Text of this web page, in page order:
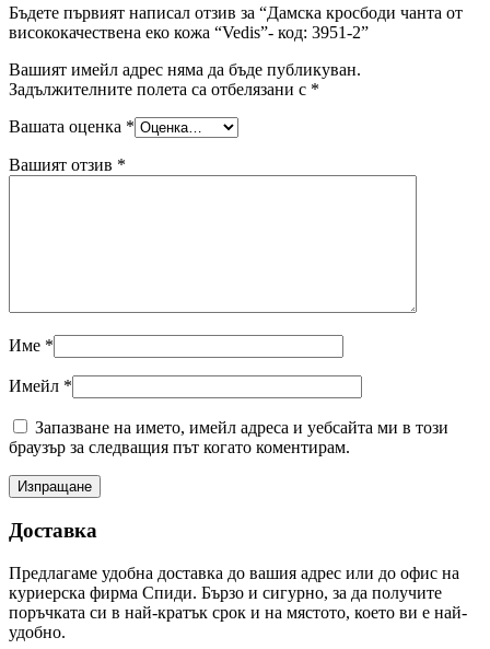
Бъдете първият написал отзив за “Дамска кросбоди чанта от
висококачествена еко кожа “Vedis”- код: 3951-2”
Вашият имейл адрес няма да бъде публикуван.
Задължителните полета са отбелязани с *
Вашата оценка *
Вашият отзив *
Име *
Имейл *
Запазване на името, имейл адреса и уебсайта ми в този
браузър за следващия път когато коментирам.
Доставка
Предлагаме удобна доставка до вашия адрес или до офис на
куриерска фирма Спиди. Бързо и сигурно, за да получите
поръчката си в най-кратък срок и на мястото, което ви е най-
удобно.